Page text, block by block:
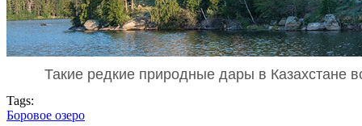
Такие редкие природные дары в Казахстане
Tags:
Боровое озеро